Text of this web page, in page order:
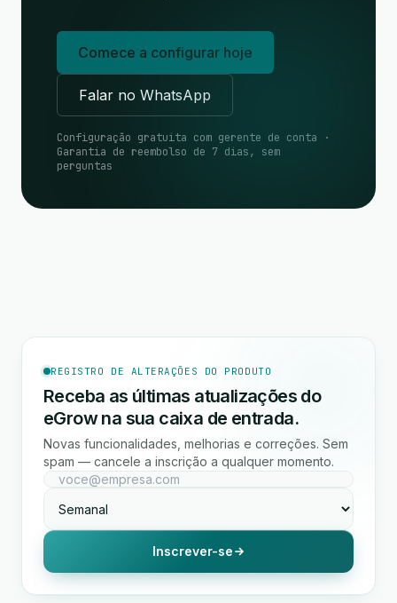
Comece a configurar hoje
Falar no WhatsApp
Configuração gratuita com gerente de conta ·
Garantia de reembolso de 7 dias, sem
perguntas
REGISTRO DE ALTERAÇÕES DO PRODUTO
Receba as últimas atualizações do
eGrow na sua caixa de entrada.
Novas funcionalidades, melhorias e correções. Sem
spam — cancele a inscrição a qualquer momento.
Inscrever-se